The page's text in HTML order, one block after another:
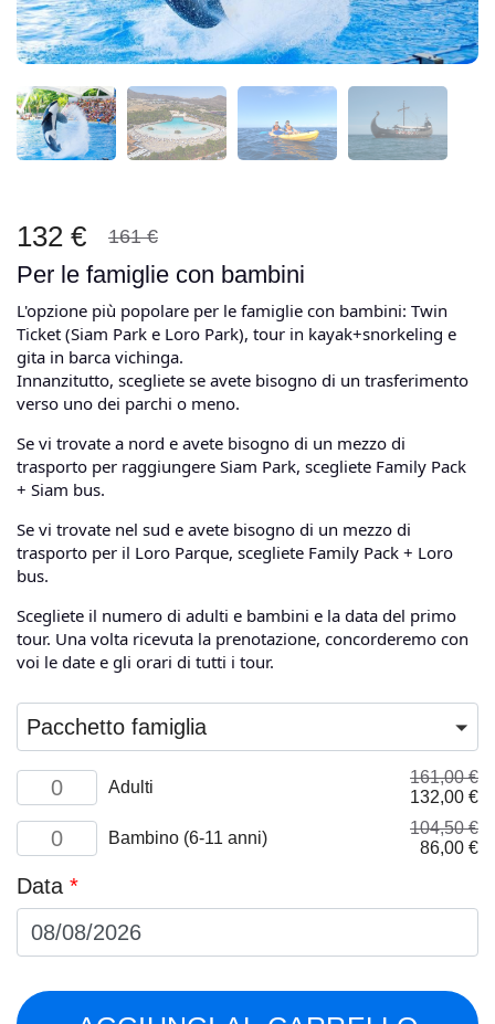
132 € 161 €
Per le famiglie con bambini
L'opzione più popolare per le famiglie con bambini: Twin
Ticket (Siam Park e Loro Park), tour in kayak+snorkeling e
gita in barca vichinga.
Innanzitutto, scegliete se avete bisogno di un trasferimento
verso uno dei parchi o meno.
Se vi trovate a nord e avete bisogno di un mezzo di
trasporto per raggiungere Siam Park, scegliete Family Pack
+ Siam bus.
Se vi trovate nel sud e avete bisogno di un mezzo di
trasporto per il Loro Parque, scegliete Family Pack + Loro
bus.
Scegliete il numero di adulti e bambini e la data del primo
tour. Una volta ricevuta la prenotazione, concorderemo con
voi le date e gli orari di tutti i tour.
Pacchetto famiglia
Adult
quantità
Adulti
161,00€
Il
originale
era:
132,00 €Il
è:
Child
(6-
years)
quantità
Bambino (6-11 anni)
104,50€
Il
era:
86,00 €Il
è:
Data *